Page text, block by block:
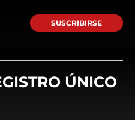
SUSCRIBIRSE
ÚNICO